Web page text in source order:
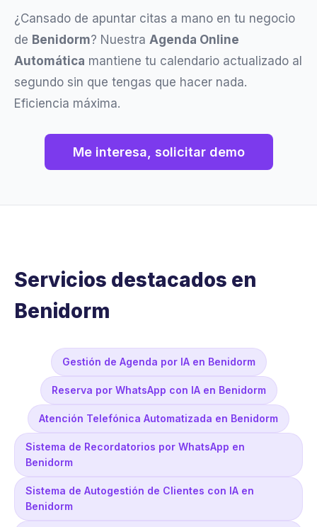
¿Cansado de apuntar citas a mano en tu negocio
de Benidorm? Nuestra Agenda Online
Automática mantiene tu calendario actualizado al
segundo sin que tengas que hacer nada.
Eficiencia máxima.
Me interesa, solicitar demo
Servicios destacados en
Benidorm
Gestión de Agenda por IA en Benidorm
Reserva por WhatsApp con IA en Benidorm
Atención Telefónica Automatizada en Benidorm
Sistema de Recordatorios por WhatsApp en
Benidorm
Sistema de Autogestión de Clientes con IA en
Benidorm